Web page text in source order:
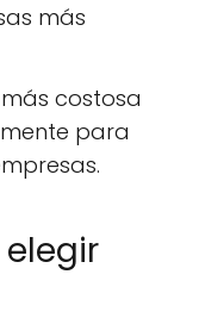
más
costosa
para